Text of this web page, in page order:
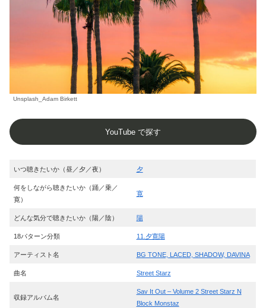
Unsplash_Adam Birkett
YouTube で探す
いつ聴きたいか（昼／夕／夜） 夕
何をしながら聴きたいか（踊／乗／
寛）
寛
どんな気分で聴きたいか（陽／陰） 陽
18パターン分類 11.夕寛陽
アーティスト名 BG TONE, LACED, SHADOW, DAVINA
曲名 Street Starz
収録アルバム名
Sav It Out – Volume 2 Street Starz N
Block Monstaz